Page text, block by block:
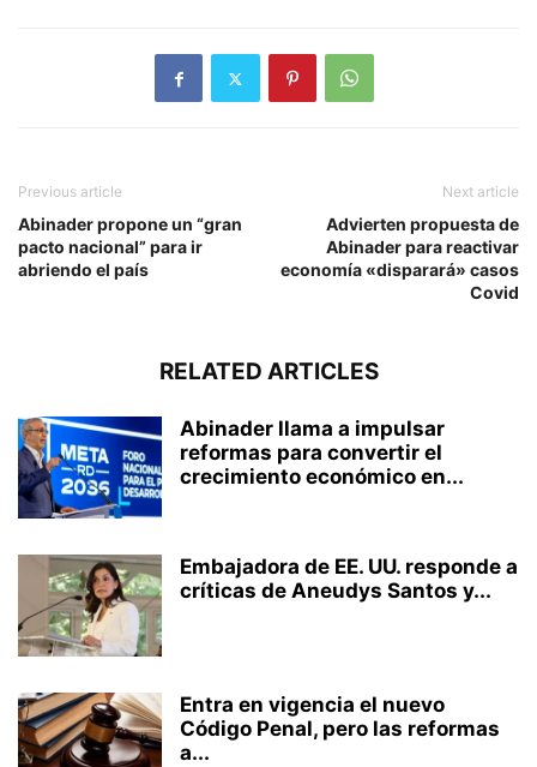
Previous article
Abinader propone un “gran
pacto nacional” para ir
abriendo el país
Next article
Advierten propuesta de
Abinader para reactivar
economía «disparará» casos
Covid
RELATED ARTICLES
Abinader llama a impulsar
reformas para convertir el
crecimiento económico en...
Embajadora de EE. UU. responde a
críticas de Aneudys Santos y...
Entra en vigencia el nuevo
Código Penal, pero las reformas
a...